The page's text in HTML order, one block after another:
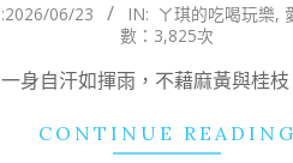
2026/06/23 IN: ㄚ琪的吃喝玩樂,
數：3,825次
身自汗如揮雨，不藉麻黃與桂
CONTINUE READING